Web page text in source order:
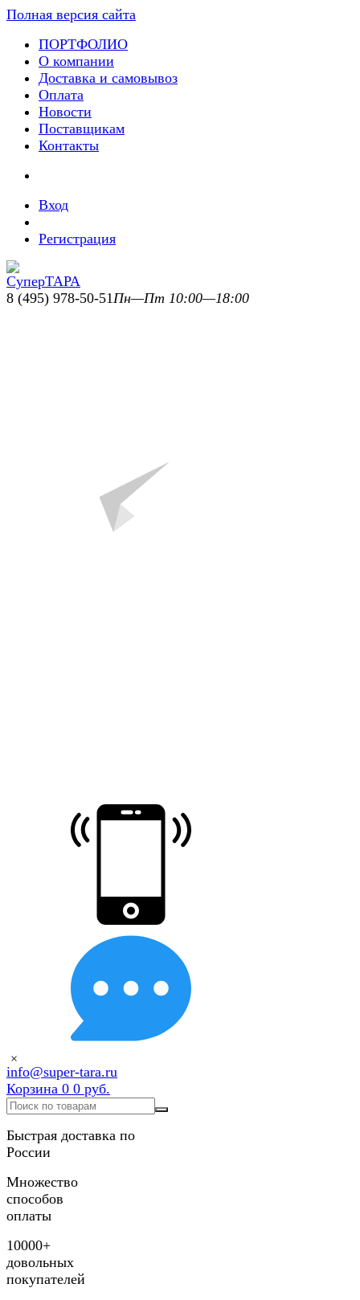
Полная версия сайта
ПОРТФОЛИО
О компании
Доставка и самовывоз
Оплата
Новости
Поставщикам
Контакты
Вход
Регистрация
8 (495) 978-50-51Пн—Пт 10:00—18:00
×
info@super-tara.ru
Корзина 0 0 руб.
Быстрая доставка по
России
Множество
способов
оплаты
10000+
довольных
покупателей